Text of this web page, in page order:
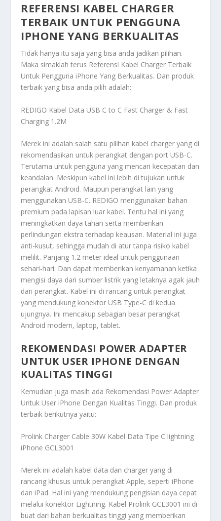
REFERENSI KABEL CHARGER
TERBAIK UNTUK PENGGUNA
IPHONE YANG BERKUALITAS
Tidak hanya itu saja yang bisa anda jadikan pilihan.
Maka simaklah terus Referensi Kabel Charger Terbaik
Untuk Pengguna iPhone Yang Berkualitas. Dan produk
terbaik yang bisa anda pilih adalah:
REDIGO Kabel Data USB C to C Fast Charger & Fast
Charging 1.2M
Merek ini adalah salah satu pilihan kabel charger yang di
rekomendasikan untuk perangkat dengan port USB-C.
Terutama untuk pengguna yang mencari kecepatan dan
keandalan. Meskipun kabel ini lebih di tujukan untuk
perangkat Android. Maupun perangkat lain yang
menggunakan USB-C. REDIGO menggunakan bahan
premium pada lapisan luar kabel. Tentu hal ini yang
meningkatkan daya tahan serta memberikan
perlindungan ekstra terhadap keausan. Material ini juga
anti-kusut, sehingga mudah di atur tanpa risiko kabel
melilit. Panjang 1.2 meter ideal untuk penggunaan
sehari-hari. Dan dapat memberikan kenyamanan ketika
mengisi daya dari sumber listrik yang letaknya agak jauh
dari perangkat. Kabel ini di rancang untuk perangkat
yang mendukung konektor USB Type-C di kedua
ujungnya. Ini mencakup sebagian besar perangkat
Android modern, laptop, tablet.
REKOMENDASI POWER ADAPTER
UNTUK USER IPHONE DENGAN
KUALITAS TINGGI
Kemudian juga masih ada Rekomendasi Power Adapter
Untuk User iPhone Dengan Kualitas Tinggi. Dan produk
terbaik berikutnya yaitu:
Prolink Charger Cable 30W Kabel Data Tipe C lightning
iPhone GCL3001
Merek ini adalah kabel data dan charger yang di
rancang khusus untuk perangkat Apple, seperti iPhone
dan iPad. Hal ini yang mendukung pengisian daya cepat
melalui konektor Lightning. Kabel Prolink GCL3001 ini di
buat dari bahan berkualitas tinggi yang memberikan